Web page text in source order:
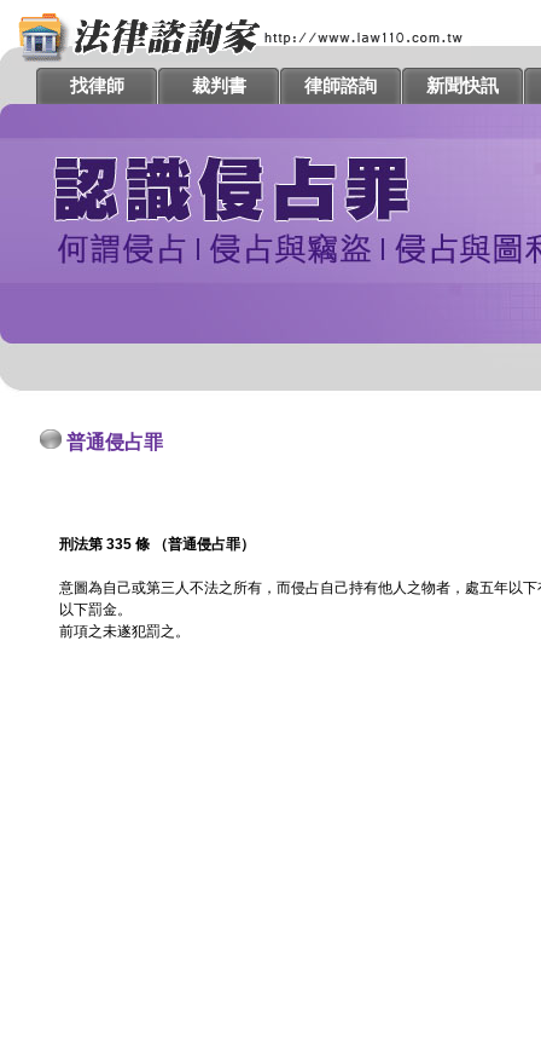
找律師 裁判書 律師諮詢 新聞快訊
普通侵占罪
刑法第 335 條 （普通侵占罪）
意圖為自己或第三人不法之所有，而侵占自己持有他人之物者，處五年以
以下罰金。
前項之未遂犯罰之。